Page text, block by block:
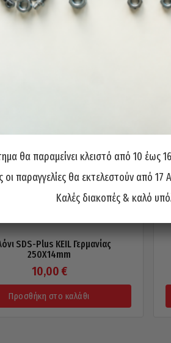
SDS-Plus KEIL Γερμανίας
250Χ14mm
10,00 €
Προσθήκη στο καλάθι
θα παραμείνει κλειστό από 10 έως
οι παραγγελίες θα εκτελεστούν από
Καλές διακοπές & καλό